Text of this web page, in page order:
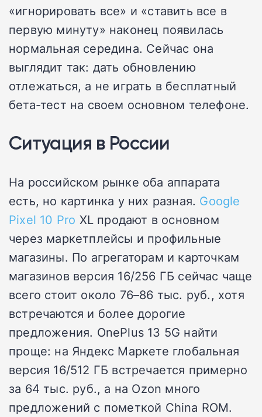
«игнорировать все» и «ставить все в
первую минуту» наконец появилась
нормальная середина. Сейчас она
выглядит так: дать обновлению
отлежаться, а не играть в бесплатный
бета-тест на своем основном телефоне.
Ситуация в России
На российском рынке оба аппарата
есть, но картинка у них разная. Google
Pixel 10 Pro XL продают в основном
через маркетплейсы и профильные
магазины. По агрегаторам и карточкам
магазинов версия 16/256 ГБ сейчас чаще
всего стоит около 76–86 тыс. руб., хотя
встречаются и более дорогие
предложения. OnePlus 13 5G найти
проще: на Яндекс Маркете глобальная
версия 16/512 ГБ встречается примерно
за 64 тыс. руб., а на Ozon много
предложений с пометкой China ROM.